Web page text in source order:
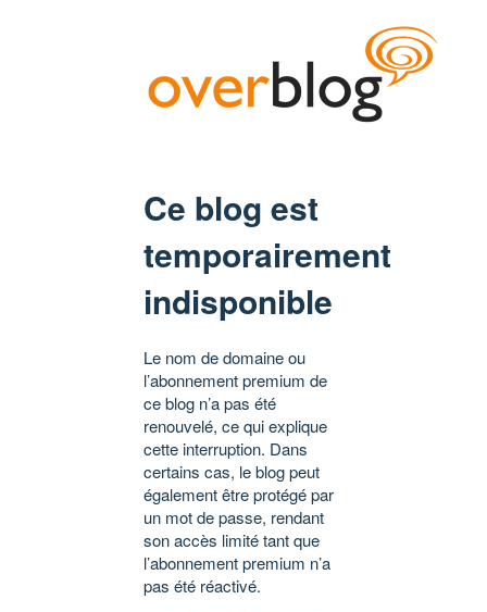
Ce blog est
temporairement
indisponible
Le nom de domaine ou
l’abonnement premium de
ce blog n’a pas été
renouvelé, ce qui explique
cette interruption. Dans
certains cas, le blog peut
également être protégé par
un mot de passe, rendant
son accès limité tant que
l’abonnement premium n’a
pas été réactivé.